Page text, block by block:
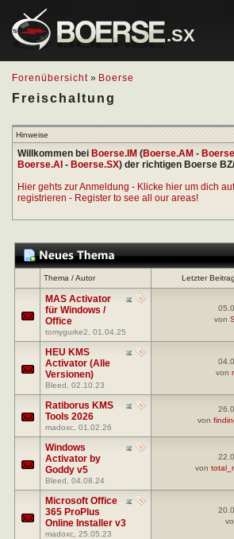
.SX
Forenübersicht » Boerse
Freischaltung
Hinweise
Willkommen bei Boerse.IM (Boerse.AM -
Boerse.AI - Boerse.SX) der richtigen Boerse
Hier gehts zur Anmeldung - Klicke hier um dich
registrieren - Register to see all our areas!
Thema/Autor Letzter
MAS Activator
für Windows /
Office
tomygurke2 , 01.04.25
von
HEU KMS
Activator (Alle
Versionen)
Bleed , 02.10.23
von
Ratiborus KMS
Tools 2026
madoxc , 01.02.26
von
Windows
Activator by
Goddy v5
Bleed , 04.08.24
von
Microsoft Office
365 ProPlus
Online Installer v3
madoxc , 25.05.23